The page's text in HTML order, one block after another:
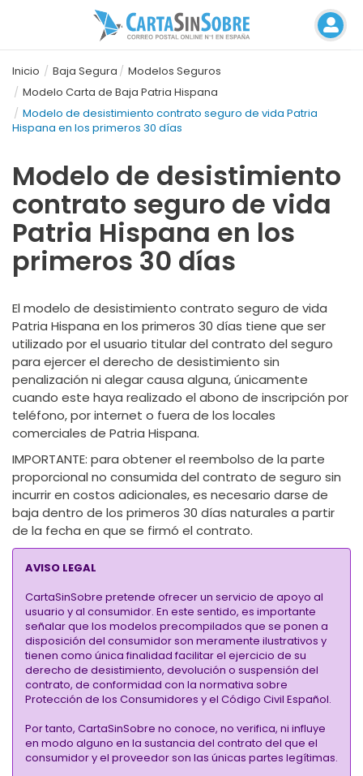
Inicio Baja Segura
Modelos Seguros
Modelo Carta de Baja Patria Hispana
Modelo de desistimiento contrato seguro de vida Patria
Hispana en los primeros 30 días
Modelo de desistimiento
contrato seguro de vida
Patria Hispana en los
primeros 30 días
El modelo de desistimiento contrato seguro de vida
Patria Hispana en los primeros 30 días tiene que ser
utilizado por el usuario titular del contrato del seguro
para ejercer el derecho de desistimiento sin
penalización ni alegar causa alguna, únicamente
cuando este haya realizado el abono de inscripción por
teléfono, por internet o fuera de los locales
comerciales de Patria Hispana.
IMPORTANTE: para obtener el reembolso de la parte
proporcional no consumida del contrato de seguro sin
incurrir en costos adicionales, es necesario darse de
baja dentro de los primeros 30 días naturales a partir
de la fecha en que se firmó el contrato.
AVISO LEGAL
CartaSinSobre pretende ofrecer un servicio de apoyo al
usuario y al consumidor. En este sentido, es importante
señalar que los modelos precompilados que se ponen a
disposición del consumidor son meramente ilustrativos y
tienen como única finalidad facilitar el ejercicio de su
derecho de desistimiento, devolución o suspensión del
contrato, de conformidad con la normativa sobre
Protección de los Consumidores y el Código Civil Español.
Por tanto, CartaSinSobre no conoce, no verifica, ni influye
en modo alguno en la sustancia del contrato del que el
consumidor y el proveedor son las únicas partes legítimas.